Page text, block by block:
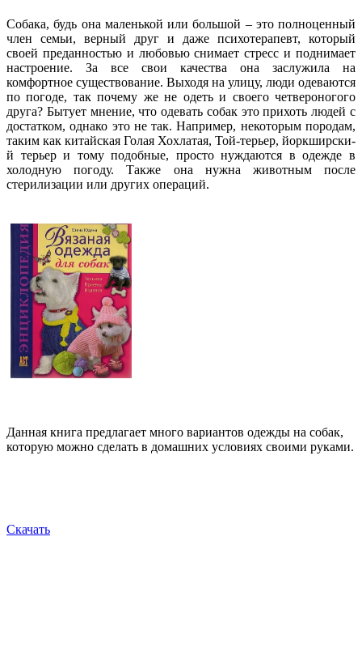
Собака, будь она маленькой или большой – это полноценный
член семьи, верный друг и даже психотерапевт, который
своей преданностью и любовью снимает стресс и поднимает
настроение. За все свои качества она заслужила на
комфортное существование. Выходя на улицу, люди одеваются
по погоде, так почему же не одеть и своего четвероногого
друга? Бытует мнение, что одевать собак это прихоть людей с
достатком, однако это не так. Например, некоторым породам,
таким как китайская Голая Хохлатая, Той-терьер, йоркширски­
й терьер и тому подобные, просто нуждаются в одежде в
холодную погоду. Также она нужна животным после
стерилизации или других операций.
Данная книга предлагает много вариантов одежды на собак,
которую можно сделать в домашних условиях своими руками.
Скачать